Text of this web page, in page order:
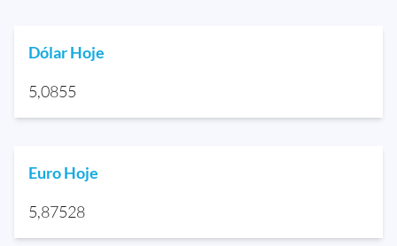
Dólar Hoje
5,0855
Euro Hoje
5,87528